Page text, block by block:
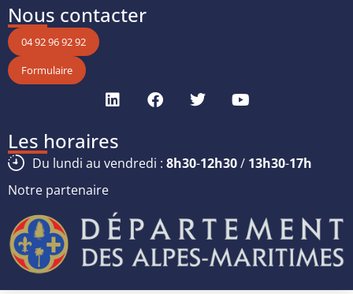
Nous contacter
04 92 96 92 92
Formulaire
Les horaires
Du lundi au vendredi :8h30-12h30/ 13h30-17h
Notre partenaire